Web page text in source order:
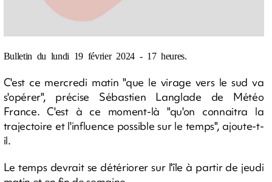
Bulletin du lundi 19 février 2024 - 17 heures.
C'est ce mercredi matin "que le virage vers le sud va
s'opérer", précise Sébastien Langlade de Météo
France. C'est à ce moment-là "qu'on connaitra la
trajectoire et l'influence possible sur le temps", ajoute-t-
il.
Le temps devrait se détériorer sur l'île à partir de jeudi